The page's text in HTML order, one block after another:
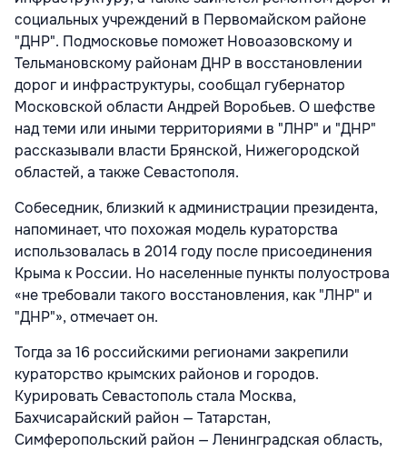
социальных учреждений в Первомайском районе
"ДНР". Подмосковье поможет Новоазовскому и
Тельмановскому районам ДНР в восстановлении
дорог и инфраструктуры, сообщал губернатор
Московской области Андрей Воробьев. О шефстве
над теми или иными территориями в "ЛНР" и "ДНР"
рассказывали власти Брянской, Нижегородской
областей, а также Севастополя.
Собеседник, близкий к администрации президента,
напоминает, что похожая модель кураторства
использовалась в 2014 году после присоединения
Крыма к России. Но населенные пункты полуострова
«не требовали такого восстановления, как "ЛНР" и
"ДНР"», отмечает он.
Тогда за 16 российскими регионами закрепили
кураторство крымских районов и городов.
Курировать Севастополь стала Москва,
Бахчисарайский район — Татарстан,
Симферопольский район — Ленинградская область,